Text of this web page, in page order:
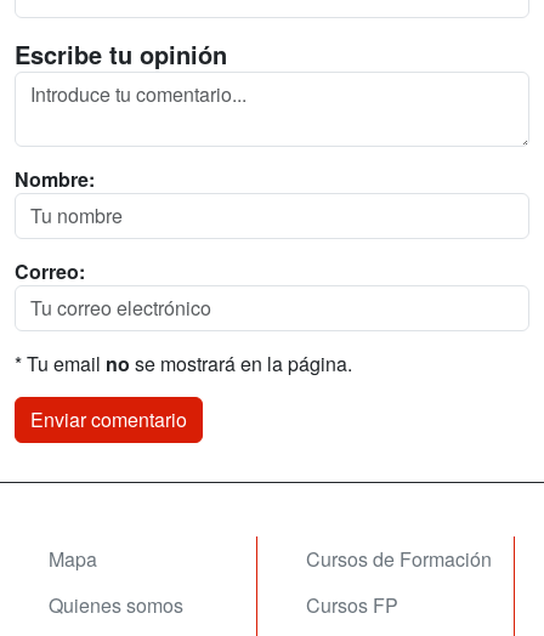
Escribe tu opinión
Nombre:
Correo:
* Tu email no se mostrará en la página.
Mapa
Quienes somos
Cursos de Formación
Cursos FP